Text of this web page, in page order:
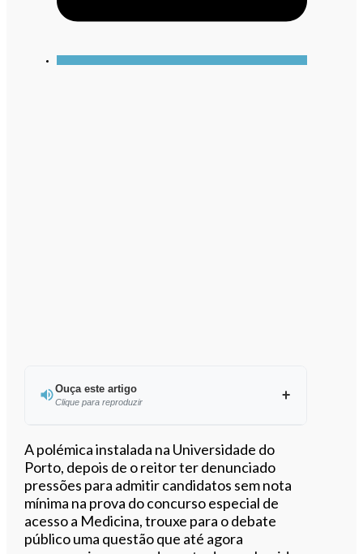
Ouça este artigo
Clique para reproduzir
Ouvir este artigo
A polémica instalada na Universidade do
Porto, depois de o reitor ter denunciado
pressões para admitir candidatos sem nota
mínima na prova do concurso especial de
acesso a Medicina, trouxe para o debate
público uma questão que até agora